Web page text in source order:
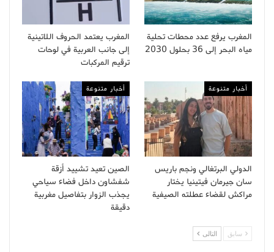
المغرب يرفع عدد محطات تحلية
مياه البحر إلى 36 بحلول 2030
المغرب يعتمد الحروف اللاتينية
إلى جانب العربية في لوحات
ترقيم المركبات
أخبار متنوعة
الدولي البرتغالي ونجم باريس
سان جيرمان فيتينيا يختار
مراكش لقضاء عطلته الصيفية
أخبار متنوعة
الصين تعيد تشييد أزقة
شفشاون داخل فضاء سياحي
يجذب الزوار بتفاصيل مغربية
دقيقة
سابق التالى